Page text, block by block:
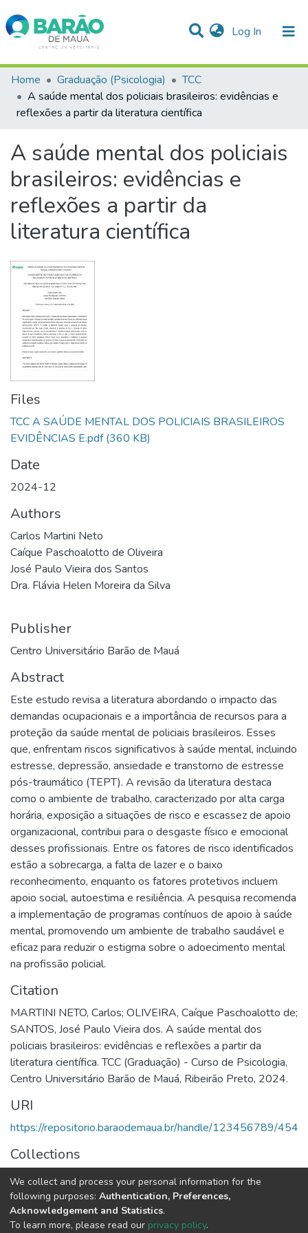
Log In (current)
Communities & Collections
Statistics
Home Graduação (Psicologia)
TCC
A saúde mental dos policiais brasileiros: evidências e
reflexões a partir da literatura científica
A saúde mental dos policiais
brasileiros: evidências e
reflexões a partir da
literatura científica
Files
TCC A SAÚDE MENTAL DOS POLICIAIS BRASILEIROS
EVIDÊNCIAS E.pdf (360 KB)
Date
2024-12
Authors
Carlos Martini Neto
Caíque Paschoalotto de Oliveira
José Paulo Vieira dos Santos
Dra. Flávia Helen Moreira da Silva
Publisher
Centro Universitário Barão de Mauá
Abstract
Este estudo revisa a literatura abordando o impacto das
demandas ocupacionais e a importância de recursos para a
proteção da saúde mental de policiais brasileiros. Esses
que, enfrentam riscos significativos à saúde mental, incluindo
estresse, depressão, ansiedade e transtorno de estresse
pós-traumático (TEPT). A revisão da literatura destaca
como o ambiente de trabalho, caracterizado por alta carga
horária, exposição a situações de risco e escassez de apoio
organizacional, contribui para o desgaste físico e emocional
desses profissionais. Entre os fatores de risco identificados
estão a sobrecarga, a falta de lazer e o baixo
reconhecimento, enquanto os fatores protetivos incluem
apoio social, autoestima e resiliência. A pesquisa recomenda
a implementação de programas contínuos de apoio à saúde
mental, promovendo um ambiente de trabalho saudável e
eficaz para reduzir o estigma sobre o adoecimento mental
na profissão policial.
Citation
MARTINI NETO, Carlos; OLIVEIRA, Caíque Paschoalotto de;
SANTOS, José Paulo Vieira dos. A saúde mental dos
policiais brasileiros: evidências e reflexões a partir da
literatura científica. TCC (Graduação) - Curso de Psicologia,
Centro Universitário Barão de Mauá, Ribeirão Preto, 2024.
URI
https://repositorio.baraodemaua.br/handle/123456789/454
Collections
TCC
Full item page
We collect and process your personal information for the
following purposes: Authentication, Preferences,
Acknowledgement and Statistics.
To learn more, please read our privacy policy.